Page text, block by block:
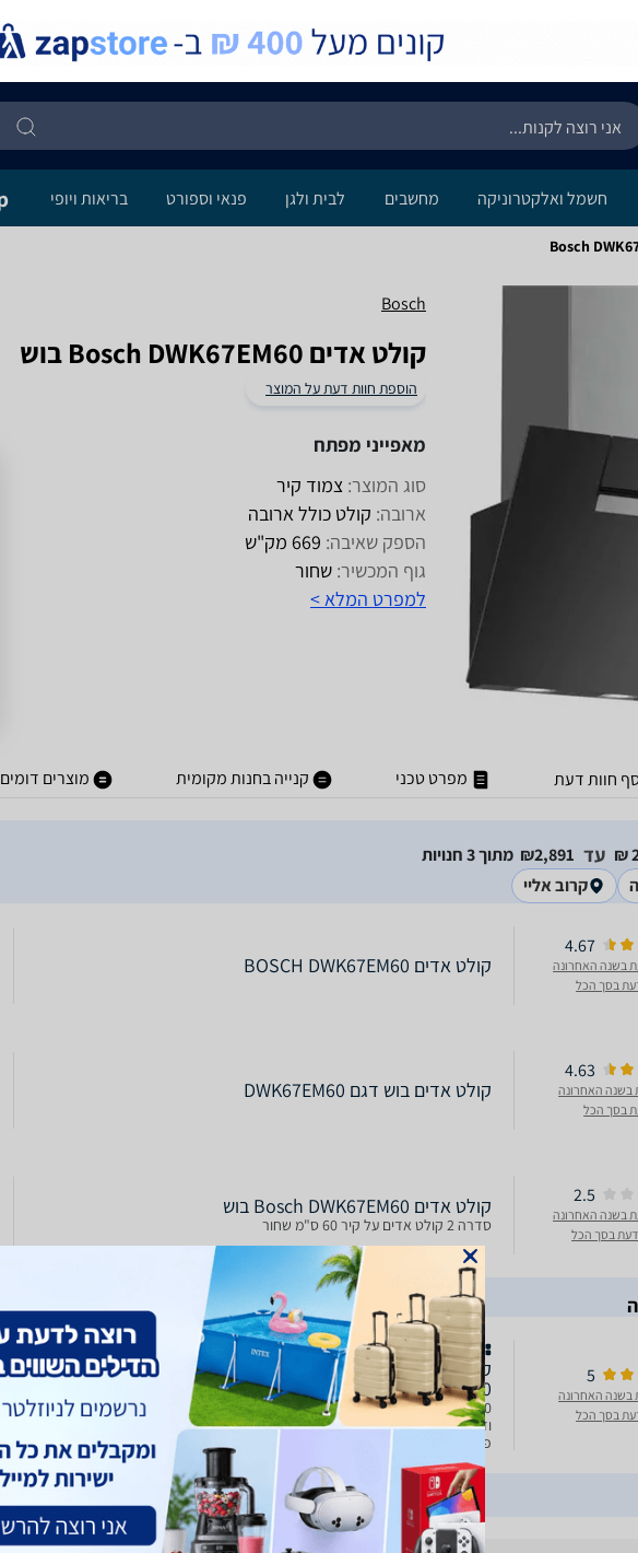
חשמל ואלקטרוניקה מחשבים לבית ולגן פנאי וספורט בריאות ויופי
Bosch
Bosch
קולט אדים Bosch DWK67EM60 בוש
הוספת חוות דעת על המוצר
מאפייני מפתח
סוג המוצר: צמוד קיר
ארובה: קולט כולל ארובה
הספק שאיבה: 669 מק"ש
גוף המכשיר: שחור
למפרט המלא >
חוות דעת מפרט טכני קנייה בחנות מקומית מוצרים דומים
עד 2,891‏₪
מתוך 3 חנויות
קרוב אליי
4.67
קולט אדים BOSCH DWK67EM60
4.63
קולט אדים בוש דגם DWK67EM60
2.5 קולט אדים Bosch DWK67EM60 בוש
סדרה 2 קולט אדים על קיר 60 ס"מ שחור
5
מחודשים / עודפים / מתצוגה
קולט אדים ארובה זכוכית שחורה 60 ס''מ Bosch בוש
DWK67EM60 מתצוגה
DWK67EM60 זכוכית שחורה יפייפיה לחצנים ותצוגה אלקטרונית 3 דרגות עבודה
ודרגה אינטנסיבית לחצני מגע TouchSelect : שליטה נוחה ומהירה בתוכנית הרצויה
‏פילטר ממתכת, סופח שומנים, הניתן לניקוי במדיח כלים מנוע עם תעלות כפולות
לשיפור עוצמת יניקת ופליטת האדים שנה אחר